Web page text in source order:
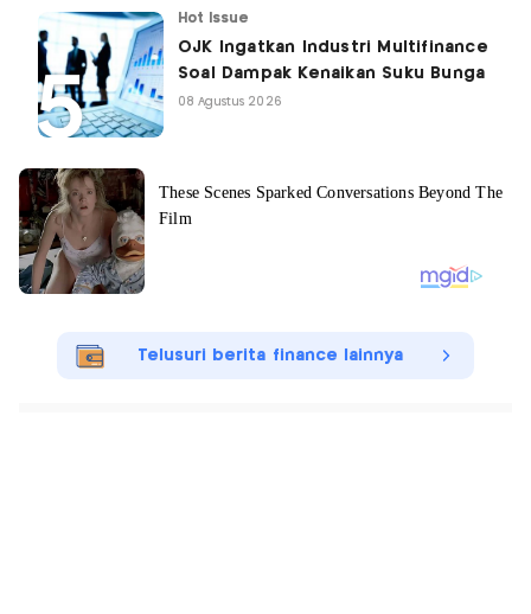
Hot Issue
OJK Ingatkan Industri Multifinance
Soal Dampak Kenaikan Suku Bunga
08 Agustus 2026
Telusuri berita finance lainnya